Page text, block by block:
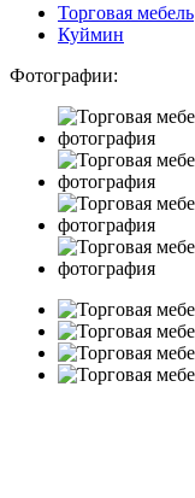
Торговая мебель
Куймин
Фотографии: